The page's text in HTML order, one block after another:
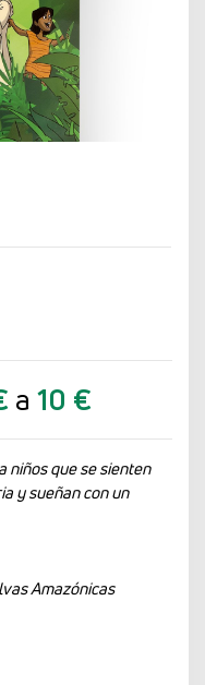
a 10 €
niños que se sienten
y sueñan con un
Amazónicas